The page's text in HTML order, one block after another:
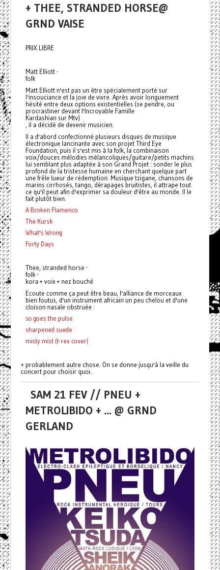
+ THEE, STRANDED HORSE@
GRND VAISE
PRIX LIBRE
Matt Elliott -
folk
Matt Elliott n'est pas un être spécialement porté sur
l'insouciance et la joie de vivre. Après avoir longuement
hésité entre deux options existentielles (se pendre, ou
procrastiner devant l'Incroyable Famille
Kardashian sur Mtv)
, il a décidé de devenir musicien.
Il a d'abord confectionné plusieurs disques de musique
électronique lancinante avec son projet Third Eye
Foundation, puis il s'est mis à la folk, la combinaison
voix/douces mélodies mélancoliques/guitare/petits machins
lui semblant plus adaptée à son Grand Projet : sonder le plus
profond de la tristesse humaine en cherchant quelque part
une frêle lueur de rédemption. Musique tzigane, chansons de
marins cirrhosés, tango, dérapages bruitistes, il attrape tout
ce qu'il peut afin d'exprimer sa douleur d'être au monde. Il le
fait plutôt bien.
A Broken Flamenco
The Kursk
What's Wrong
Forty Days
Thee, stranded horse -
folk -
kora + voix + nez bouché
Ecoute comme ça peut être beau, l'alliance de morceaux
bien foutus, d'un instrument africain un peu chelou et d'une
cloison nasale obstruée :
so goes the pulse
sharpened suede
misty mist (t-rex cover)
+ probablement autre chose. On se donne jusqu'à la veille du
concert pour choisir quoi.
SAM 21 FEV // PNEU +
METROLIBIDO + ... @ GRND
GERLAND